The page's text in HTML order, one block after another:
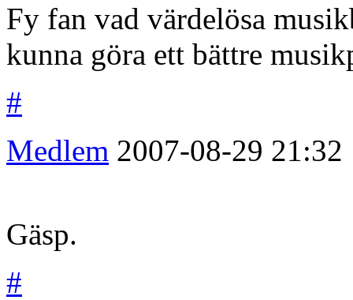
Fy fan vad värdelösa
kunna göra ett bättre
#
Medlem 2007-08-29 21:32
Gäsp.
#